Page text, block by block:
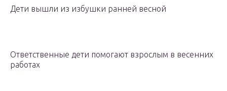
Дети вышли из избушки ранней весной
Ответственные дети помогают взрослым в весенних
работах